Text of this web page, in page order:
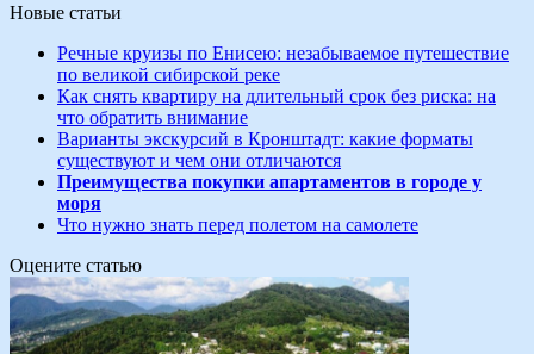
Новые статьи
Речные круизы по Енисею: незабываемое путешествие
по великой сибирской реке
Как снять квартиру на длительный срок без риска: на
что обратить внимание
Варианты экскурсий в Кронштадт: какие форматы
существуют и чем они отличаются
Преимущества покупки апартаментов в городе у
моря
Что нужно знать перед полетом на самолете
Оцените статью